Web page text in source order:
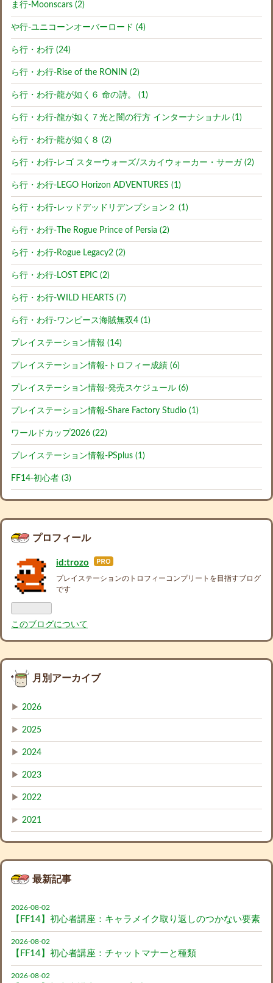
ま行-Moonscars (2)
や行-ユニコーンオーバーロード (4)
ら行・わ行 (24)
ら行・わ行-Rise of the RONIN (2)
ら行・わ行-龍が如く６ 命の詩。 (1)
ら行・わ行-龍が如く７光と闇の行方 インターナショナル (1)
ら行・わ行-龍が如く８ (2)
ら行・わ行-レゴ スターウォーズ/スカイウォーカー・サーガ (2)
ら行・わ行-LEGO Horizon ADVENTURES (1)
ら行・わ行-レッドデッドリデンプション２ (1)
ら行・わ行-The Rogue Prince of Persia (2)
ら行・わ行-Rogue Legacy2 (2)
ら行・わ行-LOST EPIC (2)
ら行・わ行-WILD HEARTS (7)
ら行・わ行-ワンピース海賊無双4 (1)
プレイステーション情報 (14)
プレイステーション情報-トロフィー成績 (6)
プレイステーション情報-発売スケジュール (6)
プレイステーション情報-Share Factory Studio (1)
ワールドカップ2026 (22)
プレイステーション情報-PSplus (1)
FF14-初心者 (3)
プロフィール
id:trozo
はて
なブ
プレイステーションのトロフィーコンプリートを目指すブログ
です
このブログについて
月別アーカイブ
▶ 2026
▶ 2025
▶ 2024
▶ 2023
▶ 2022
▶ 2021
最新記事
2026-08-02
【FF14】初心者講座：キャラメイク取り返しのつかない要素
2026-08-02
【FF14】初心者講座：チャットマナーと種類
2026-08-02